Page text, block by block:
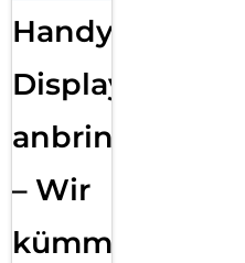
Handy
Displayfolie
anbringen
– Wir
kümmern